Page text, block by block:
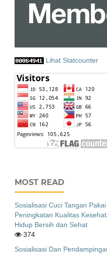
Lihat Statcounter
MOST READ
Sosialisasi Cuci Tangan
Peningkatan Kualitas
Hidup Bersih dan Sehat
374
Sosialisasi Dan